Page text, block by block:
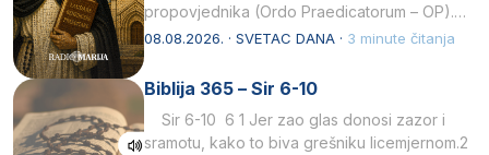
propovjednika (Ordo Praedicatorum – OP).
Svojim životom, dubokom ljubavlju prema
08.08.2026. · SVETAC DANA · 3 minute čitanja
Biblija 365 – Sir 6-10
Sir 6-10 6 1 Jer zao glas donosi zazor i
sramotu, kako to biva grešniku licemjernom.2